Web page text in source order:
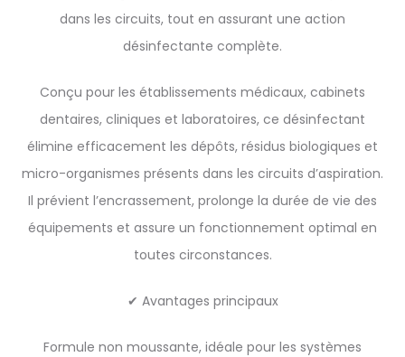
dans les circuits, tout en assurant une action
désinfectante complète.
Conçu pour les établissements médicaux, cabinets
dentaires, cliniques et laboratoires, ce désinfectant
élimine efficacement les dépôts, résidus biologiques et
micro-organismes présents dans les circuits d’aspiration.
Il prévient l’encrassement, prolonge la durée de vie des
équipements et assure un fonctionnement optimal en
toutes circonstances.
✔ Avantages principaux
Formule non moussante, idéale pour les systèmes